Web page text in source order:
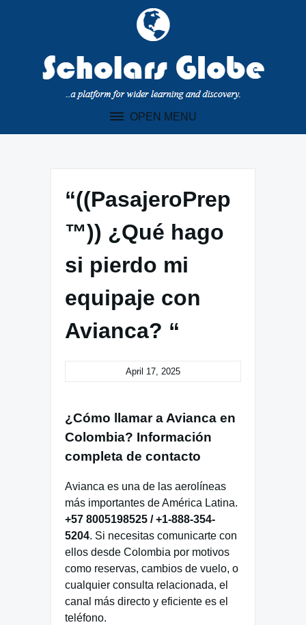
OPEN MENU
“((PasajeroPrep
™)) ¿Qué hago
si pierdo mi
equipaje con
Avianca? “
April 17, 2025
¿Cómo llamar a Avianca en
Colombia? Información
completa de contacto
Avianca es una de las aerolíneas
más importantes de América Latina.
+57 8005198525 / +1-888-354-
5204. Si necesitas comunicarte con
ellos desde Colombia por motivos
como reservas, cambios de vuelo, o
cualquier consulta relacionada, el
canal más directo y eficiente es el
teléfono.